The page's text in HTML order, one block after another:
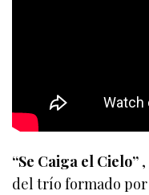
“Se Caiga el Cielo” ,
del trío formado por